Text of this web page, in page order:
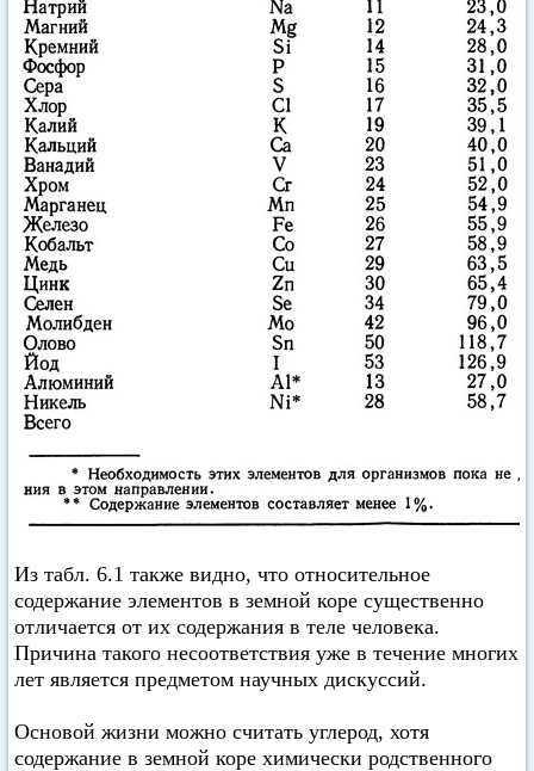
Из табл. 6.1 также видно, что относительное
содержание элементов в земной коре существенно
отличается от их содержания в теле человека.
Причина такого несоответствия уже в течение многих
лет является предметом научных дискуссий.
Основой жизни можно считать углерод, хотя
содержание в земной коре химически родственного